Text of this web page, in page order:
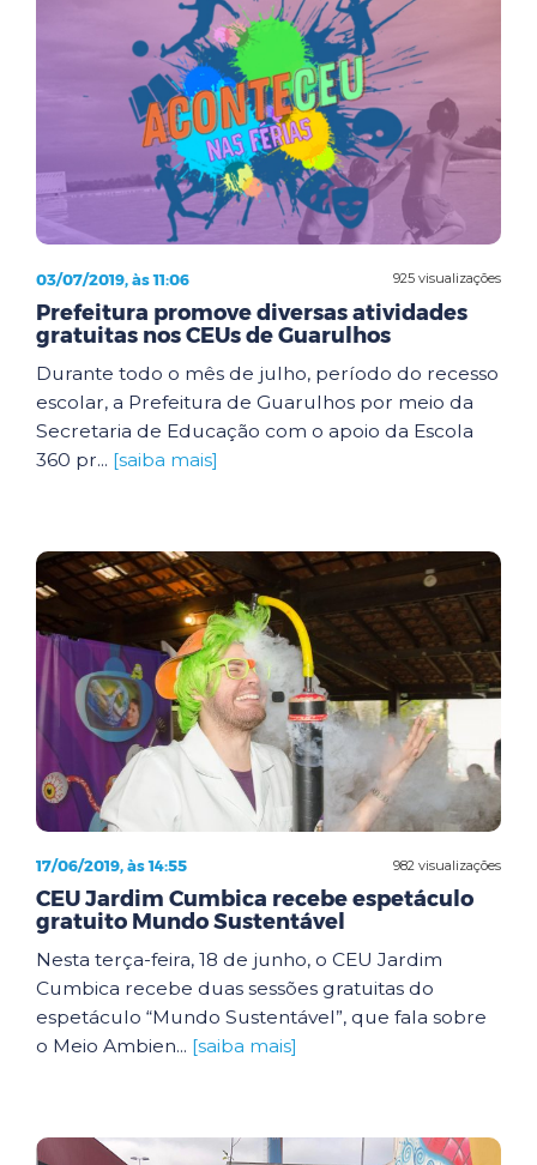
925 visualizações
03/07/2019, às 11:06
Prefeitura promove diversas atividades
gratuitas nos CEUs de Guarulhos
Durante todo o mês de julho, período do recesso
escolar, a Prefeitura de Guarulhos por meio da
Secretaria de Educação com o apoio da Escola
360 pr... [saiba mais]
982 visualizações
17/06/2019, às 14:55
CEU Jardim Cumbica recebe espetáculo
gratuito Mundo Sustentável
Nesta terça-feira, 18 de junho, o CEU Jardim
Cumbica recebe duas sessões gratuitas do
espetáculo “Mundo Sustentável”, que fala sobre
o Meio Ambien... [saiba mais]